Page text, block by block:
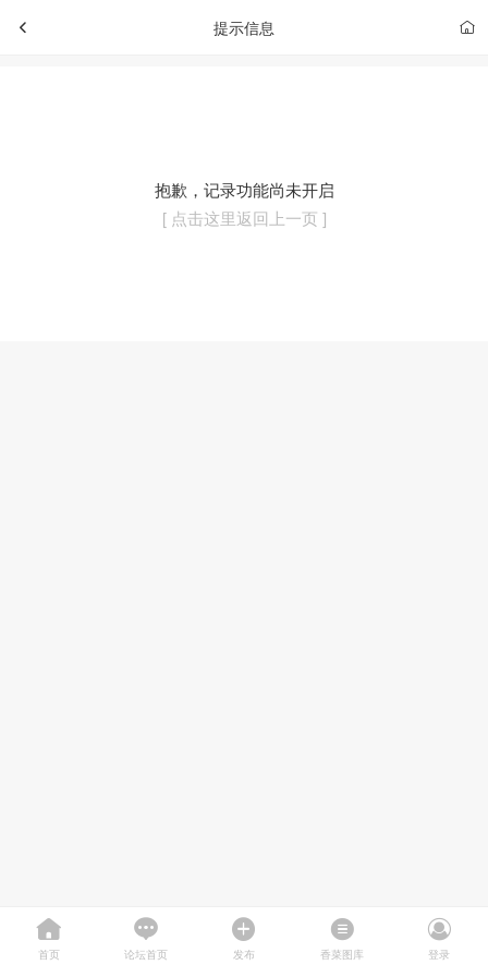
提示信息
抱歉，记录功能尚未开启
[ 点击这里返回上一页 ]
首页 论坛首页 发布 香菜图库 登录